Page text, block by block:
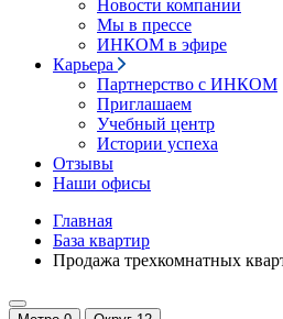
Новости компании
Мы в прессе
ИНКОМ в эфире
Карьера
Партнерство с ИНКОМ
Приглашаем
Учебный центр
Истории успеха
Отзывы
Наши офисы
Главная
База квартир
Продажа трехкомнатных